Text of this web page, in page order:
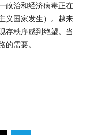
政治和经济病毒正在
义国家发生）。越来
存秩序感到绝望。当
需要。